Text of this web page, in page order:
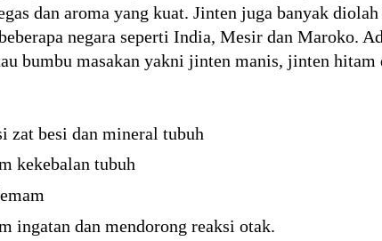
dan aroma yang kuat. Jinten juga banyak
negara seperti India, Mesir dan Maroko.
bumbu masakan yakni jinten manis, jinten
zat besi dan mineral tubuh
kekebalan tubuh
ingatan dan mendorong reaksi otak.